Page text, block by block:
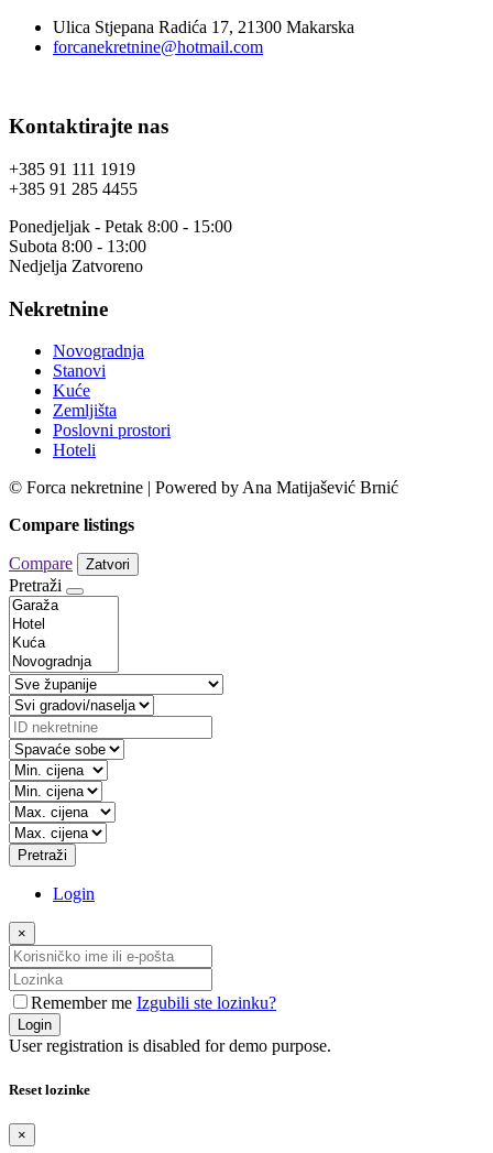
Ulica Stjepana Radića 17, 21300 Makarska
forcanekretnine@hotmail.com
Kontaktirajte nas
+385 91 111 1919
+385 91 285 4455
Ponedjeljak - Petak 8:00 - 15:00
Subota 8:00 - 13:00
Nedjelja Zatvoreno
Nekretnine
Novogradnja
Stanovi
Kuće
Zemljišta
Poslovni prostori
Hoteli
© Forca nekretnine | Powered by Ana Matijašević Brnić
Compare listings
Compare Zatvori
Pretraži
Pretraži
Login
×
Remember me Izgubili ste lozinku?
Login
User registration is disabled for demo purpose.
Reset lozinke
×